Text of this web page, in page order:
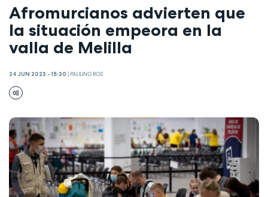
Afromurcianos advierten que
la situación empeora en la
valla de Melilla
24 JUN 2023 - 15:30 |PAULINO ROS